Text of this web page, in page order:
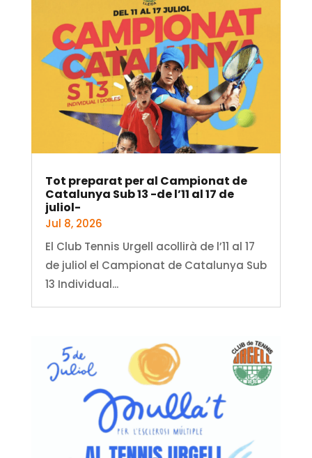
Tot preparat per al Campionat de
Catalunya Sub 13 -de l’11 al 17 de
juliol-
Jul 8, 2026
El Club Tennis Urgell acollirà de l’11 al 17
de juliol el Campionat de Catalunya Sub
13 Individual...